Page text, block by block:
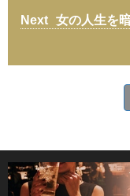
女の人生を